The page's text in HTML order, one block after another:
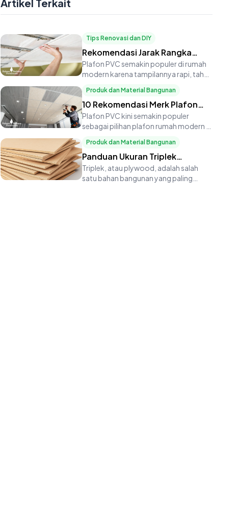
Artikel Terkait
Tips Renovasi dan DIY
Rekomendasi Jarak Rangka
Plafon PVC: Standar Tukang
Profesional
Plafon PVC semakin populer di rumah
modern karena tampilannya rapi, tahan
Produk dan Material Bangunan
10 Rekomendasi Merk Plafon
PVC Terbaik untuk Rumah
Modern
Plafon PVC kini semakin populer
sebagai pilihan plafon rumah modern di
Produk dan Material Bangunan
Panduan Ukuran Triplek
Lengkap: Dari 3mm hingga
18mm, Cocok untuk Berbagai
Triplek, atau plywood, adalah salah
satu bahan bangunan yang paling